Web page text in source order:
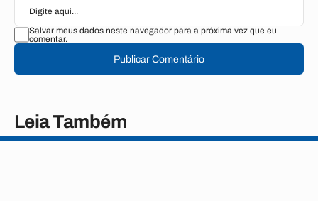
Salvar meus dados neste navegador para a próxima vez que eu
comentar.
Publicar Comentário
Leia Também